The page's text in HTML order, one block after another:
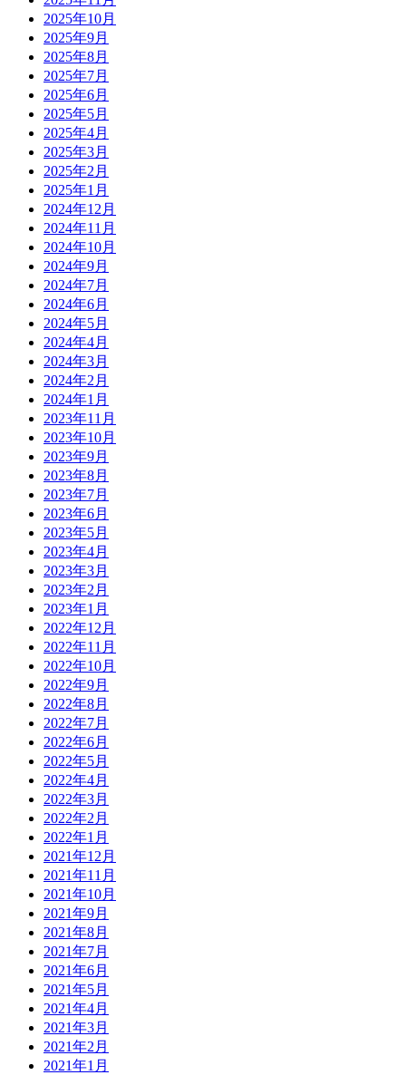
2025年10月
2025年9月
2025年8月
2025年7月
2025年6月
2025年5月
2025年4月
2025年3月
2025年2月
2025年1月
2024年12月
2024年11月
2024年10月
2024年9月
2024年7月
2024年6月
2024年5月
2024年4月
2024年3月
2024年2月
2024年1月
2023年11月
2023年10月
2023年9月
2023年8月
2023年7月
2023年6月
2023年5月
2023年4月
2023年3月
2023年2月
2023年1月
2022年12月
2022年11月
2022年10月
2022年9月
2022年8月
2022年7月
2022年6月
2022年5月
2022年4月
2022年3月
2022年2月
2022年1月
2021年12月
2021年11月
2021年10月
2021年9月
2021年8月
2021年7月
2021年6月
2021年5月
2021年4月
2021年3月
2021年2月
2021年1月